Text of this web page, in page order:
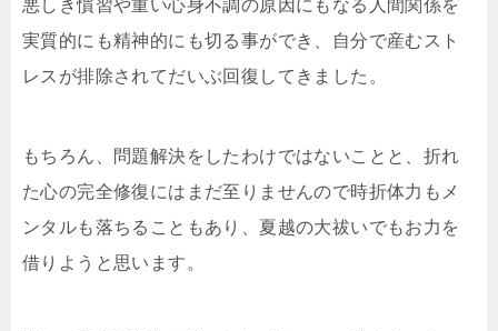
悪しき慣習や重い心身不調の原因にもなる人間関係を
実質的にも精神的にも切る事ができ、自分で産むスト
レスが排除されてだいぶ回復してきました。
もちろん、問題解決をしたわけではないことと、折れ
た心の完全修復にはまだ至りませんので時折体力もメ
ンタルも落ちることもあり、夏越の大祓いでもお力を
借りようと思います。